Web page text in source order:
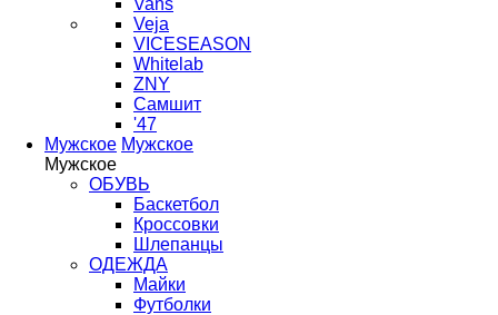
Vans
Veja
VICESEASON
Whitelab
ZNY
Самшит
'47
Мужское Мужское
Мужское
ОБУВЬ
Баскетбол
Кроссовки
Шлепанцы
ОДЕЖДА
Майки
Футболки